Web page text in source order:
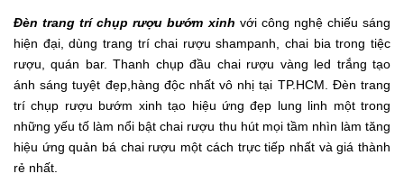
Đèn trang trí chụp rượu bướm xinh với công nghệ chiếu sáng
hiện đại, dùng trang trí chai rượu shampanh, chai bia trong tiệc
rượu, quán bar. Thanh chụp đầu chai rượu vàng led trắng tạo
ánh sáng tuyệt đẹp,hàng độc nhất vô nhị tại TP.HCM. Đèn trang
trí chụp rượu bướm xinh tạo hiệu ứng đẹp lung linh một trong
những yếu tố làm nổi bật chai rượu thu hút mọi tầm nhìn làm tăng
hiệu ứng quản bá chai rượu một cách trực tiếp nhất và giá thành
rẻ nhất.